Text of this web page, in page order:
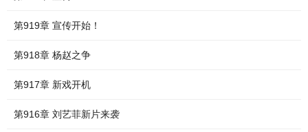
第919章 宣传开始！
第918章 杨赵之争
第917章 新戏开机
第916章 刘艺菲新片来袭